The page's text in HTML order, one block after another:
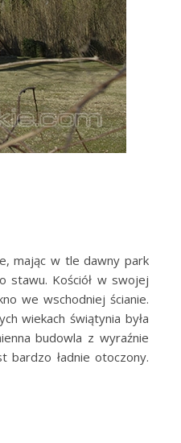
mając w tle dawny park
stawu. Kościół w swojej
we wschodniej ścianie.
wiekach świątynia była
budowla z wyraźnie
bardzo ładnie otoczony.